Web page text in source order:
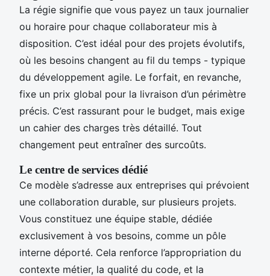
La régie signifie que vous payez un taux journalier
ou horaire pour chaque collaborateur mis à
disposition. C’est idéal pour des projets évolutifs,
où les besoins changent au fil du temps - typique
du développement agile. Le forfait, en revanche,
fixe un prix global pour la livraison d’un périmètre
précis. C’est rassurant pour le budget, mais exige
un cahier des charges très détaillé. Tout
changement peut entraîner des surcoûts.
Le centre de services dédié
Ce modèle s’adresse aux entreprises qui prévoient
une collaboration durable, sur plusieurs projets.
Vous constituez une équipe stable, dédiée
exclusivement à vos besoins, comme un pôle
interne déporté. Cela renforce l’appropriation du
contexte métier, la qualité du code, et la